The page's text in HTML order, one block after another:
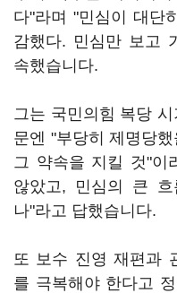
다"라며 "민심이 대단
감했다. 민심만 보고
속했습니다.
그는 국민의힘 복당
문엔 "부당히 제명당
그 약속을 지킬 것"이
않았고, 민심의 큰
나"라고 답했습니다.
또 보수 진영 재편과
를 극복해야 한다고